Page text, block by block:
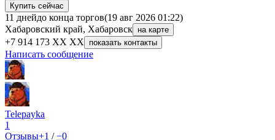
Купить сейчас
11 днейдо конца торгов(19 авг 2026 01:22)
Хабаровский край, Хабаровск на карте
+7 914 173 XX XX показать контакты
Написать сообщение
Telepayka
1
Отзывы+1 /−0